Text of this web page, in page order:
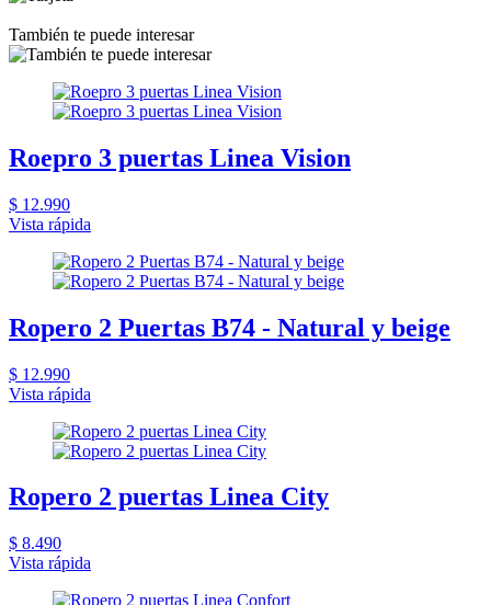
También te puede interesar
Roepro 3 puertas Linea Vision
$ 12.990
Vista rápida
Ropero 2 Puertas B74 - Natural y beige
$ 12.990
Vista rápida
Ropero 2 puertas Linea City
$ 8.490
Vista rápida